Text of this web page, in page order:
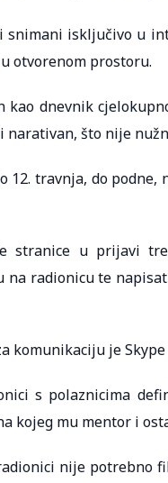
isključivo u
otvorenom prostoru.
dnevnik
narativan, što nije
12. travnja, do podne,
stranice u prijavi
na radionicu te
komunikaciju je
s polaznicima
kojeg mu mentor i
nije potrebno